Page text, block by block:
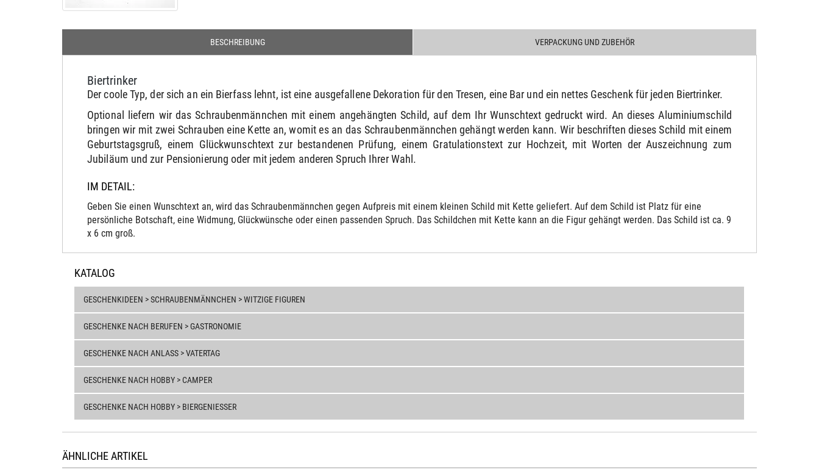
BESCHREIBUNG VERPACKUNG UND ZUBEHÖR
Biertrinker
Der coole Typ, der sich an ein Bierfass lehnt, ist eine ausgefallene Dekoration für den Tresen, eine Bar und ein nettes Geschenk für jeden Biertrinker.
Optional liefern wir das Schraubenmännchen mit einem angehängten Schild, auf dem Ihr Wunschtext gedruckt wird. An dieses Aluminiumschild
bringen wir mit zwei Schrauben eine Kette an, womit es an das Schraubenmännchen gehängt werden kann. Wir beschriften dieses Schild mit einem
Geburtstagsgruß, einem Glückwunschtext zur bestandenen Prüfung, einem Gratulationstext zur Hochzeit, mit Worten der Auszeichnung zum
Jubiläum und zur Pensionierung oder mit jedem anderen Spruch Ihrer Wahl.
IM DETAIL:
Geben Sie einen Wunschtext an, wird das Schraubenmännchen gegen Aufpreis mit einem kleinen Schild mit Kette geliefert. Auf dem Schild ist Platz für eine
persönliche Botschaft, eine Widmung, Glückwünsche oder einen passenden Spruch. Das Schildchen mit Kette kann an die Figur gehängt werden. Das Schild ist ca. 9
x 6 cm groß.
KATALOG
GESCHENKIDEEN > SCHRAUBENMÄNNCHEN > WITZIGE FIGUREN
GESCHENKE NACH BERUFEN > GASTRONOMIE
GESCHENKE NACH ANLASS > VATERTAG
GESCHENKE NACH HOBBY > CAMPER
GESCHENKE NACH HOBBY > BIERGENIESSER
ÄHNLICHE ARTIKEL